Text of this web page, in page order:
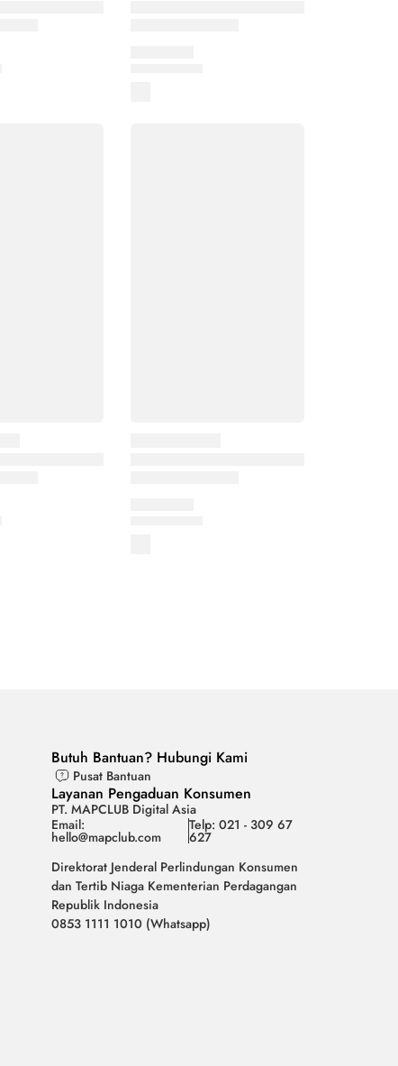
Butuh Bantuan? Hubungi Kami
Pusat Bantuan
Layanan Pengaduan Konsumen
PT. MAPCLUB Digital Asia
Email:
hello@mapclub.com
Telp: 021 - 309 67
627
Direktorat Jenderal Perlindungan Konsumen
dan Tertib Niaga Kementerian Perdagangan
Republik Indonesia
0853 1111 1010 (Whatsapp)